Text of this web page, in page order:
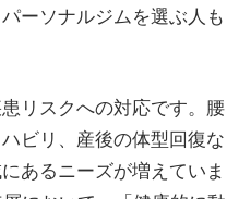
ーソナルジムを選ぶ人も
リスクへの対応です。腰
ビリ、産後の体型回復な
あるニーズが増えていま